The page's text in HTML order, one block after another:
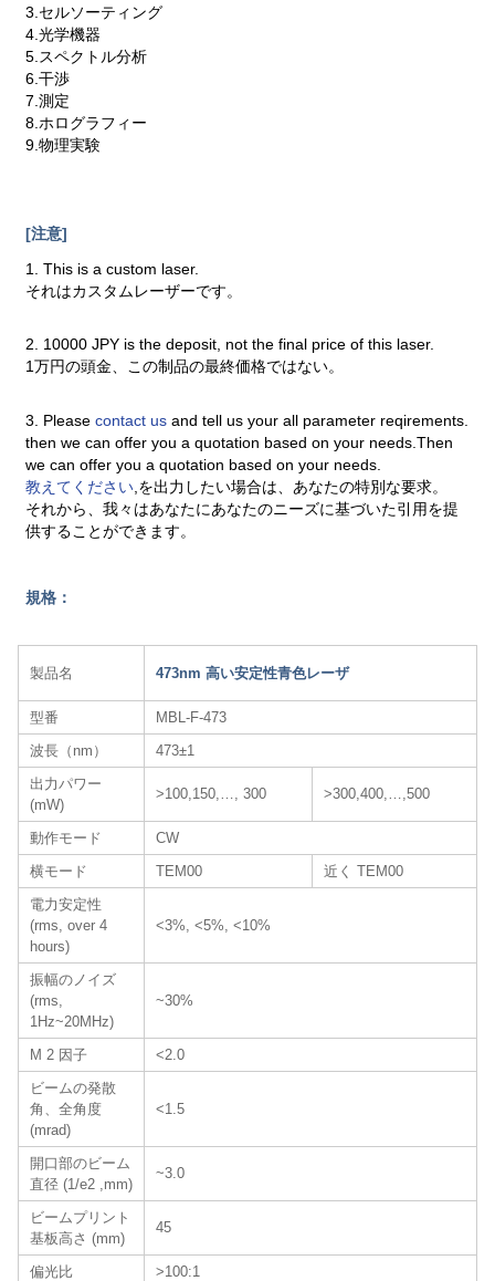
3.セルソーティング
4.光学機器
5.スペクトル分析
6.干渉
7.測定
8.ホログラフィー
9.物理実験
[注意]
1. This is a custom laser.
それはカスタムレーザーです。
2. 10000 JPY is the deposit, not the final price of this laser.
1万円の頭金、この制品の最終価格ではない。
3. Pleasecontact usand tell us your all parameter reqirements.
then we can offer you a quotation based on your needs.Then
we can offer you a quotation based on your needs.
教えてください ,を出力したい場合は、あなたの特別な要求。
それから、我々はあなたにあなたのニーズに基づいた引用を提
供することができます。
規格：
製品名 473nm 高い安定性青色レーザ​
型番
MBL-F-473
波長（nm）
473±1
出力パワー
(mW)
>100,150,…, 300 >300,400,…,500
動作モード
CW
横モード
TEM00
近く TEM00
電力安定性
(rms, over 4
hours)
<3%, <5%, <10%
振幅のノイズ
(rms,
1Hz~20MHz)
~30%
M 2 因子
<2.0
ビームの発散
角、全角度
(mrad)
<1.5
開口部のビーム
直径 (1/e2 ,mm)
~3.0
ビームプリント
基板高さ (mm)
45
偏光比 >100:1